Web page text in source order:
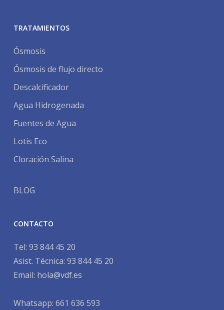
TRATAMIENTOS
Ósmosis
Ósmosis de flujo directo
Descalcificador
Agua Hidrogenada
Fuentes de Agua
Lotis Eco
Cloración Salina
BLOG
CONTACTO
Tel: 93 844 45 20
Asist. Técnica: 93 844 45 20
Email: hola@vdf.es
Whatsapp: 661 636 593